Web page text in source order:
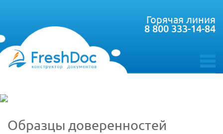
toggle
Горячая линия
8 800 333-14-84
Образцы доверенностей